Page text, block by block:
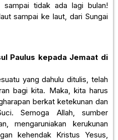
sampai tidak ada lagi bulan!
sampai ke laut, dari Sungai
Paulus kepada Jemaat di
yang dahulu ditulis, telah
bagi kita. Maka, kita harus
berkat ketekunan dan
Semoga Allah, sumber
mengaruniakan kerukunan
kehendak Kristus Yesus,